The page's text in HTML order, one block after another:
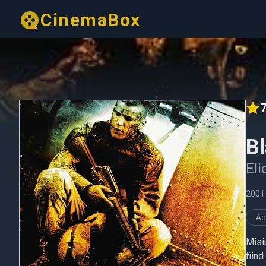
CinemaBox
2001
fiind